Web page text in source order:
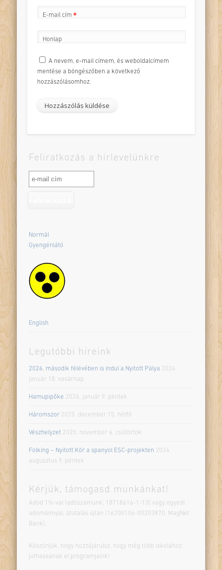
E-mail cím *
Honlap
A nevem, e-mail címem, és weboldalcímem
mentése a böngészőben a következő
hozzászólásomhoz.
Feliratkozás a hírlevelünkre
Normál
Gyengénlátó
English
Legutóbbi híreink
2026. második félévében is indul a Nyitott Pálya 2026.
január 18. vasárnap
Hamupipőke 2026. január 9. péntek
Háromszor 2025. december 15. hétfő
Vészhelyzet 2025. november 6. csütörtök
Folking – Nyitott Kör a spanyol ESC-projekten 2024.
augusztus 9. péntek
Kérjük, támogasd munkánkat!
Adód 1%-val (adószámunk: 18718616-1-13) vagy egyedi
adománnyal, átutalás újtán (16200106-00203870, MagNet
Bank).
Köszönjük, hogy hozzájárulsz, hogy még több iskolához
juthassanak el programjaink!